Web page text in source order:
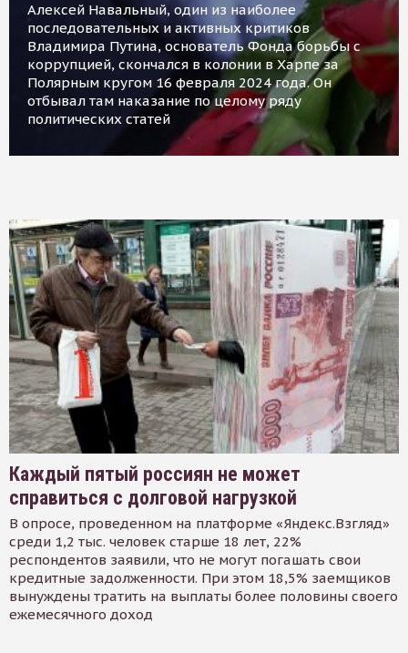
Алексей Навальный, один из наиболее
последовательных и активных критиков
Владимира Путина, основатель Фонда борьбы с
коррупцией, скончался в колонии в Харпе за
Полярным кругом 16 февраля 2024 года. Он
отбывал там наказание по целому ряду
политических статей
Каждый пятый россиян не может
справиться с долговой нагрузкой
В опросе, проведенном на платформе «Яндекс.Взгляд»
среди 1,2 тыс. человек старше 18 лет, 22%
респондентов заявили, что не могут погашать свои
кредитные задолженности. При этом 18,5% заемщиков
вынуждены тратить на выплаты более половины своего
ежемесячного доход